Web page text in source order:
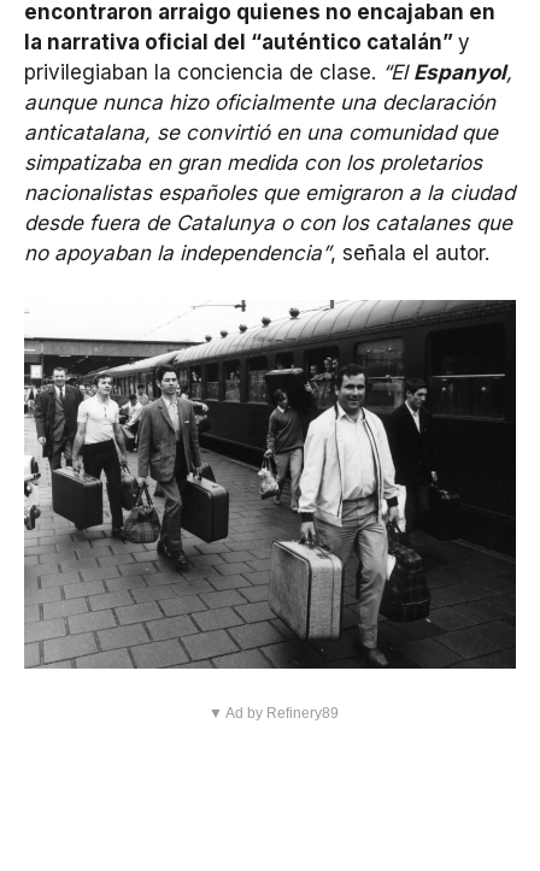
encontraron arraigo quienes no encajaban en
la narrativa oficial del “auténtico catalán” y
privilegiaban la conciencia de clase. “El Espanyol,
aunque nunca hizo oficialmente una declaración
anticatalana, se convirtió en una comunidad que
simpatizaba en gran medida con los proletarios
nacionalistas españoles que emigraron a la ciudad
desde fuera de Catalunya o con los catalanes que
no apoyaban la independencia”, señala el autor.
▼ Ad by Refinery89